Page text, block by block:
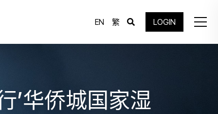
EN 繁 LOGIN
’华侨城国家湿